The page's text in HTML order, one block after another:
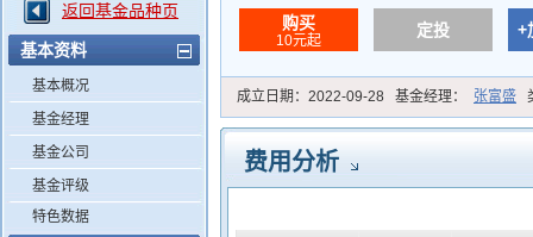
返回基金品种页
基本资料
基本概况
基金经理
基金公司
基金评级
特色数据
购买
10元起
定投 +
成立日期： 2022-09-28 基金经理： 张富盛
费用分析